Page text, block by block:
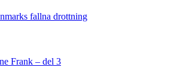
fallna drottning
Frank – del 3